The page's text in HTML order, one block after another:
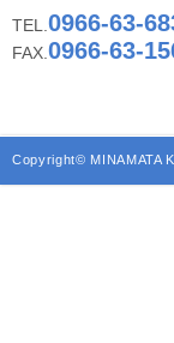
TEL. 0966-63-
FAX. 0966-63-
Copyright© MINAMATA